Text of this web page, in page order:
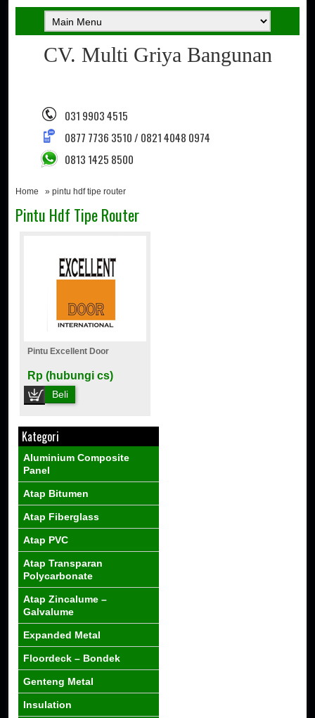
CV. Multi Griya Bangunan
031 9903 4515
0877 7736 3510 / 0821 4048 0974
0813 1425 8500
Home » pintu hdf tipe router
Pintu Hdf Tipe Router
Pintu Excellent Door
Rp (hubungi cs)
Beli
Kategori
Aluminium Composite
Panel
Atap Bitumen
Atap Fiberglass
Atap PVC
Atap Transparan
Polycarbonate
Atap Zincalume –
Galvalume
Expanded Metal
Floordeck – Bondek
Genteng Metal
Insulation